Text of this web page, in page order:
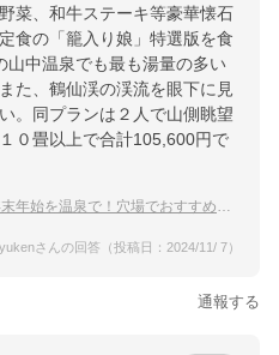
菜、和牛ステーキ等豪華懐石
食の「籠入り娘」特選版を食
中温泉でも最も湯量の多い
た、鶴仙渓の渓流を眼下に見
。同プランは２人で山側眺望
０畳以上で合計105,600円で
始を温泉で！穴場でおすすめの宿は？
さんの回答（投稿日：2024/11/ 7）
通報する